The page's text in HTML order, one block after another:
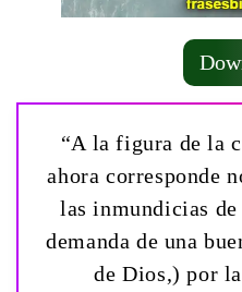
“A la figura de la
ahora corresponde
las inmundicias
demanda de una
de Dios,) por